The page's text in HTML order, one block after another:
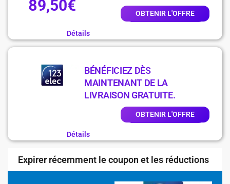
89,50€ OBTENIR L'OFFRE
Détails
BÉNÉFICIEZ DÈS
MAINTENANT DE LA
LIVRAISON GRATUITE.
OBTENIR L'OFFRE
Détails
Expirer récemment le coupon et les réductions